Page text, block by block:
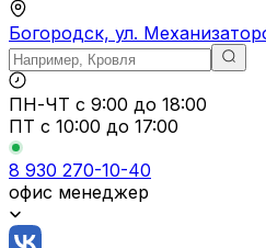
Богородск, ул.
ПН-ЧТ с 9:00 до 18:00
ПТ с 10:00 до 17:00
8 930 270-10-40
офис менеджер